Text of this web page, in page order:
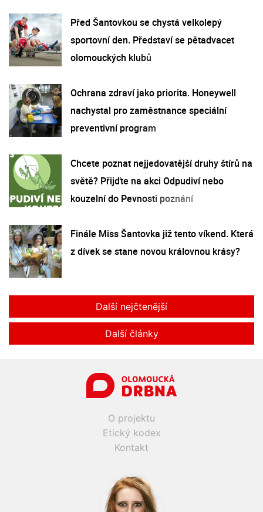
Před Šantovkou se chystá velkolepý
sportovní den. Představí se pětadvacet
olomouckých klubů
Ochrana zdraví jako priorita. Honeywell
nachystal pro zaměstnance speciální
preventivní program
Chcete poznat nejjedovatější druhy štírů na
světě? Přijďte na akci Odpudiví nebo
kouzelní do Pevnosti poznání
Finále Miss Šantovka již tento víkend. Která
z dívek se stane novou královnou krásy?
Další nejčtenější
Další články
O projektu
Etický kodex
Kontakt